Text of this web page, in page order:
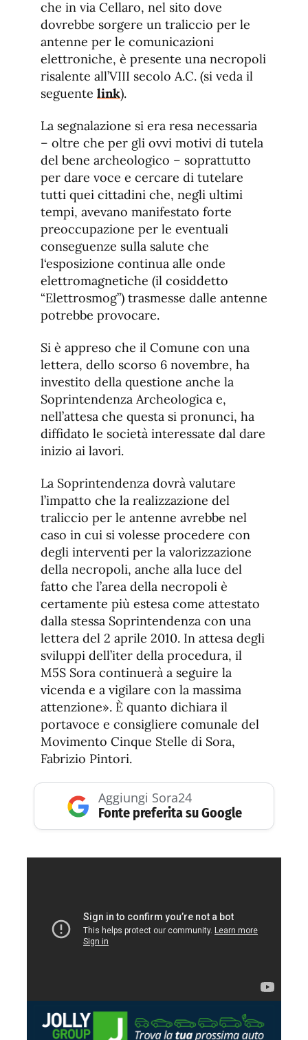
fuente.
che in via Cellaro, nel sito dove
dovrebbe sorgere un traliccio per le
antenne per le comunicazioni
elettroniche, è presente una necropoli
risalente all’VIII secolo A.C. (si veda il
seguente link).
La segnalazione si era resa necessaria
– oltre che per gli ovvi motivi di tutela
del bene archeologico – soprattutto
per dare voce e cercare di tutelare
tutti quei cittadini che, negli ultimi
tempi, avevano manifestato forte
preoccupazione per le eventuali
conseguenze sulla salute che
l‘esposizione continua alle onde
elettromagnetiche (il cosiddetto
“Elettrosmog”) trasmesse dalle antenne
potrebbe provocare.
Si è appreso che il Comune con una
lettera, dello scorso 6 novembre, ha
investito della questione anche la
Soprintendenza Archeologica e,
nell’attesa che questa si pronunci, ha
diffidato le società interessate dal dare
inizio ai lavori.
La Soprintendenza dovrà valutare
l’impatto che la realizzazione del
traliccio per le antenne avrebbe nel
caso in cui si volesse procedere con
degli interventi per la valorizzazione
della necropoli, anche alla luce del
fatto che l’area della necropoli è
certamente più estesa come attestato
dalla stessa Soprintendenza con una
lettera del 2 aprile 2010. In attesa degli
sviluppi dell’iter della procedura, il
M5S Sora continuerà a seguire la
vicenda e a vigilare con la massima
attenzione». È quanto dichiara il
portavoce e consigliere comunale del
Movimento Cinque Stelle di Sora,
Fabrizio Pintori.
Aggiungi Sora24
Fonte preferita su Google